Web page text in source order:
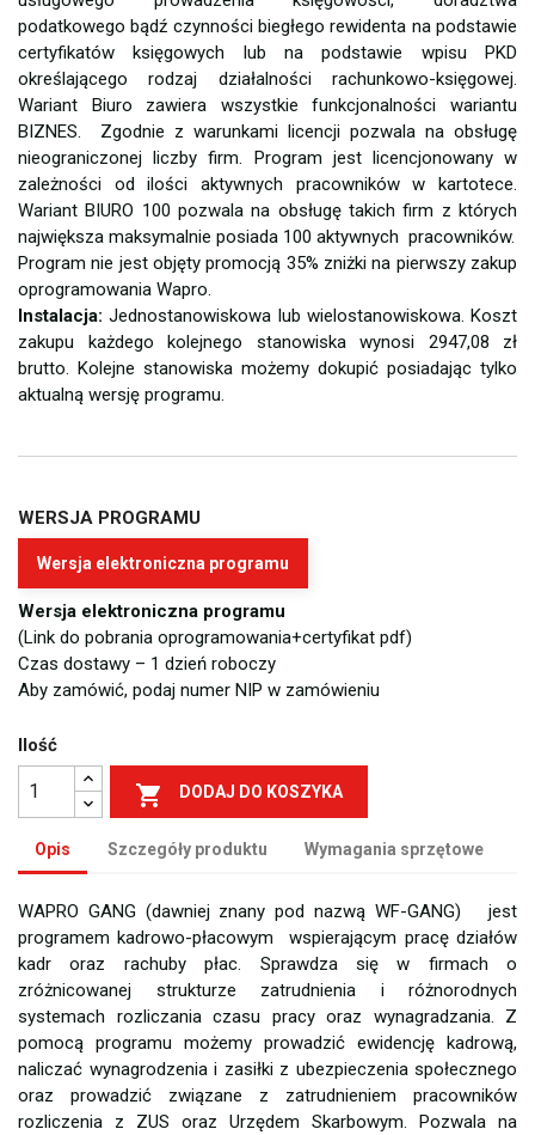
podatkowego bądź czynności biegłego rewidenta na podstawie
certyfikatów księgowych lub na podstawie wpisu PKD
określającego rodzaj działalności rachunkowo-księgowej.
Wariant Biuro zawiera wszystkie funkcjonalności wariantu
BIZNES. Zgodnie z warunkami licencji pozwala na obsługę
nieograniczonej liczby firm. Program jest licencjonowany w
zależności od ilości aktywnych pracowników w kartotece.
Wariant BIURO 100 pozwala na obsługę takich firm z których
największa maksymalnie posiada 100 aktywnych pracowników.
Program nie jest objęty promocją 35% zniżki na pierwszy zakup
oprogramowania Wapro.
Instalacja: Jednostanowiskowa lub wielostanowiskowa. Koszt
zakupu każdego kolejnego stanowiska wynosi 2947,08 zł
brutto. Kolejne stanowiska możemy dokupić posiadając tylko
aktualną wersję programu.
WERSJA PROGRAMU
Wersja elektroniczna programu
Wersja elektroniczna programu
(Link do pobrania oprogramowania+certyfikat pdf)
Czas dostawy – 1 dzień roboczy
Aby zamówić, podaj numer NIP w zamówieniu
Ilość
 DODAJ DO KOSZYKA
Opis Szczegóły produktu Wymagania sprzętowe
WAPRO GANG (dawniej znany pod nazwą WF-GANG) jest
programem kadrowo-płacowym wspierającym pracę działów
kadr oraz rachuby płac. Sprawdza się w firmach o
zróżnicowanej strukturze zatrudnienia i różnorodnych
systemach rozliczania czasu pracy oraz wynagradzania. Z
pomocą programu możemy prowadzić ewidencję kadrową,
naliczać wynagrodzenia i zasiłki z ubezpieczenia społecznego
oraz prowadzić związane z zatrudnieniem pracowników
rozliczenia z ZUS oraz Urzędem Skarbowym. Pozwala na